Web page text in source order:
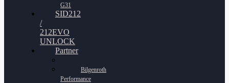
G31
SID212
/
212EVO
UNLOCK
Partner
Bilgenroth
Performance